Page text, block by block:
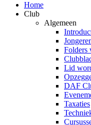
Home
Club
Algemeen
Folders
Lid
DAF
Taxaties